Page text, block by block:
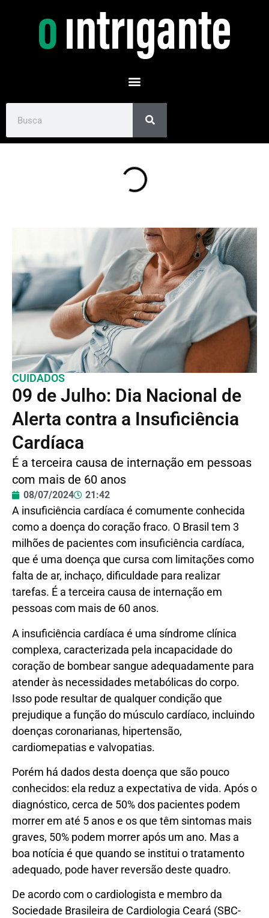
CUIDADOS
09 de Julho: Dia Nacional de
Alerta contra a Insuficiência
Cardíaca
É a terceira causa de internação em pessoas
com mais de 60 anos
08/07/2024 21:42
A insuficiência cardíaca é comumente conhecida
como a doença do coração fraco. O Brasil tem 3
milhões de pacientes com insuficiência cardíaca,
que é uma doença que cursa com limitações como
falta de ar, inchaço, dificuldade para realizar
tarefas. É a terceira causa de internação em
pessoas com mais de 60 anos.
A insuficiência cardíaca é uma síndrome clínica
complexa, caracterizada pela incapacidade do
coração de bombear sangue adequadamente para
atender às necessidades metabólicas do corpo.
Isso pode resultar de qualquer condição que
prejudique a função do músculo cardíaco, incluindo
doenças coronarianas, hipertensão,
cardiomepatias e valvopatias.
Porém há dados desta doença que são pouco
conhecidos: ela reduz a expectativa de vida. Após o
diagnóstico, cerca de 50% dos pacientes podem
morrer em até 5 anos e os que têm sintomas mais
graves, 50% podem morrer após um ano. Mas a
boa notícia é que quando se institui o tratamento
adequado, pode haver reversão deste quadro.
De acordo com o cardiologista e membro da
Sociedade Brasileira de Cardiologia Ceará (SBC-